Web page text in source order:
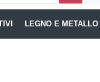
LEGNO E METALLO